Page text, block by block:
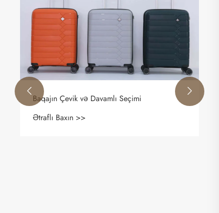
Baqajın Çevik və Davamlı Seçimi
Ətraflı Baxın >>
 